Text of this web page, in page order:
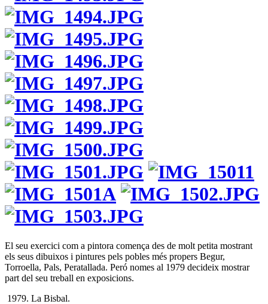
El seu exercici com a pintora comença des de molt petita mostrant
els seus dibuixos i pintures pels pobles més propers Begur,
Torroella, Pals, Peratallada. Peró nomes al 1979 decideix mostrar
part del seu treball en exposicions.
1979. La Bisbal.